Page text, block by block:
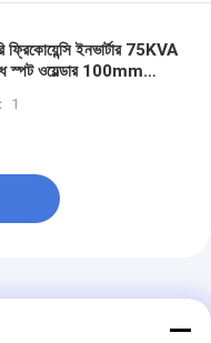
ফ্রিকোয়েন্সি ইনভার্টার 75KVA
স্পট ওয়েল্ডার 100mm
1